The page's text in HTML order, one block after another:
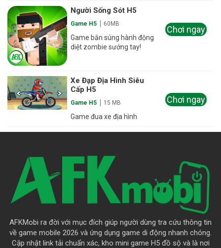
Người Sống Sót H5
Game H5 60MB
Game bắn súng hành động
diệt zombie sướng tay!
Chơi ngay
Xe Đạp Địa Hình Siêu
Cấp H5
Game H5 15 MB
Game đua xe địa hình
Chơi ngay
AFKMobi ra đời với mục đích giúp người dùng tra cứu thông tin
về game mobile 2026 và ứng dụng game di động nhanh chóng.
Cập nhật link tải chuẩn xác, kho mini game H5 đồ sộ và là nơi